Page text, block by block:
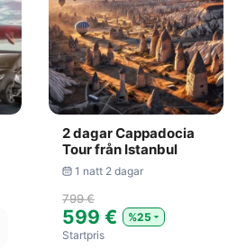
2 dagar Cappadocia
Tour från Istanbul
1 natt 2 dagar
799 €
599 €
%25
Startpris